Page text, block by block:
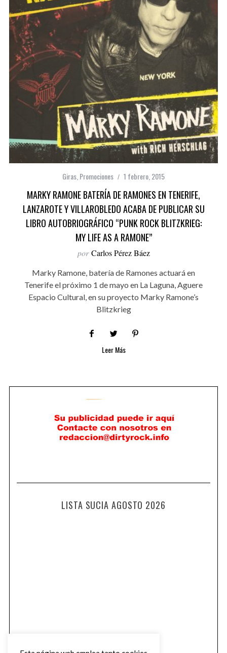
Giras Promociones 1 febrero, 2015
MARKY RAMONE BATERÍA DE RAMONES EN TENERIFE,
LANZAROTE Y VILLAROBLEDO ACABA DE PUBLICAR SU
LIBRO AUTOBRIOGRÁFICO “PUNK ROCK BLITZKRIEG:
MY LIFE AS A RAMONE”
por Carlos Pérez Báez
Marky Ramone, batería de Ramones actuará en
Tenerife el próximo 1 de mayo en La Laguna, Aguere
Espacio Cultural, en su proyecto Marky Ramone’s
Blitzkrieg
Leer Más
LISTA SUCIA AGOSTO 2026